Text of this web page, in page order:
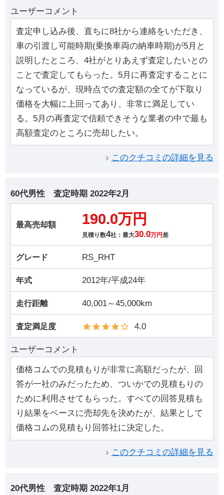
ユーザーコメント
査定申し込み後、直ちに8社から連絡をいただき、
車の引渡し可能時期(乗換車両の納車時期)が5月と
説明したところ、4社がとりあえず査定したいとの
ことで査定してもらった。5月に再査定することに
なっているが、現時点での査定額の全てが下取り
価格を大幅に上回ってあり、非常に満足してい
る。5月の再査定で信頼できそうな業者の中で最も
高額査定のところに売却したい。
このクチコミの詳細を見る
60代男性 査定時期 2022年2月
最高売却額 190.0万円
見積り数4社：最大30.0万円差
グレード RS_RHT
年式 2012年/平成24年
走行距離 40,001～45,000km
査定満足度 4.0
ユーザーコメント
価格コムでの見積もりが非常に高額だったが、回
答が一社のみだったため、ついかでの見積もりの
ために利用させてもらった。すべての回答見積も
り結果をベースに売却先を決めたが、結果として
価格コムの見積もり回答社に決定した。
このクチコミの詳細を見る
20代男性 査定時期 2022年1月